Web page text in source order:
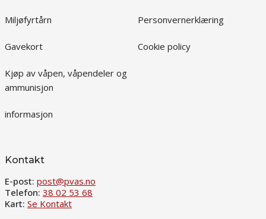
Miljøfyrtårn
Gavekort
Kjøp av våpen, våpendeler og
ammunisjon
informasjon
Personvernerklæring
Cookie policy
Kontakt
E-post: post@pvas.no
Telefon: 38 02 53 68
Kart: Se Kontakt